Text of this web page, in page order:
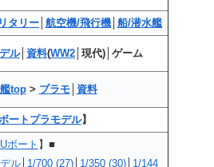
タリー 航空機/飛行機 船/潜水艦
ル│ 資料(WW2 │現代)│ゲーム
top> プラモ│ 資料
ートプラモデル】
Uボート 】■
ル 1/700 (27) 1/350 (30) 1/144